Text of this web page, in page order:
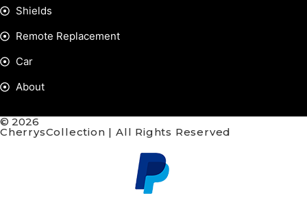
Shields
Remote Replacement
Car
About
© 2026
CherrysCollection | All Rights Reserved